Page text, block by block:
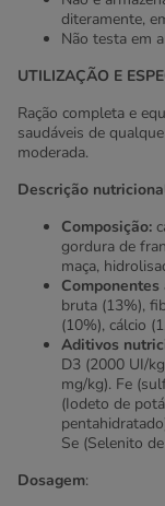
diteramente,
Não testa em
UTILIZAÇÃO E
Ração completa e
saudáveis de
moderada.
Descrição
Composição:
gordura de
maça,
bruta (13%),
(10%), cálcio
Aditivos
D3 (2000 UI/
mg/kg). Fe
(Iodeto de
Se (Selenito
Dosagem: